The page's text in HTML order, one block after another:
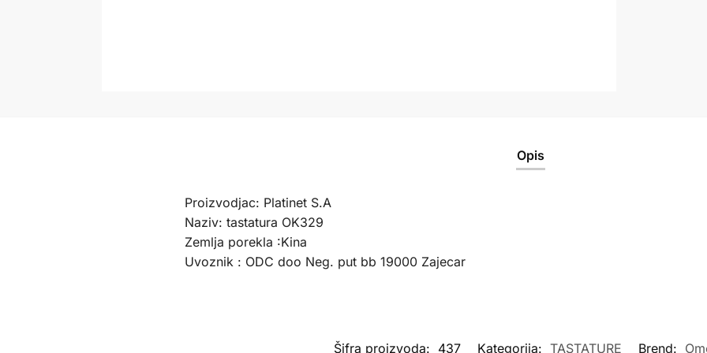
Opis
Proizvodjac: Platinet S.A
Naziv: tastatura OK329
Zemlja porekla :Kina
Uvoznik : ODC doo Neg. put bb 19000 Zajecar
Šifra proizvoda: 437 Kategorija: TASTATURE Brend: